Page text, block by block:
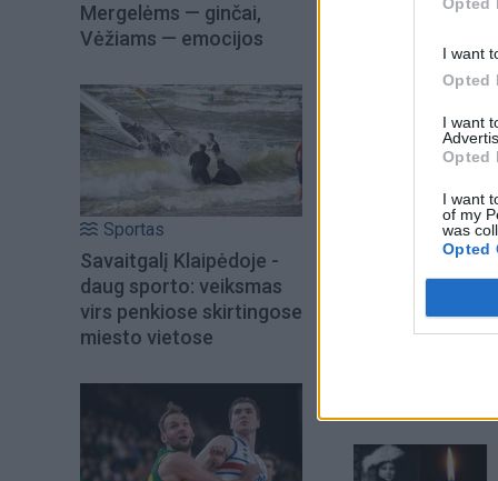
I want
Opted
I want
Opted
I want
of my
was
Opted
Mergelėms — ginčai,
Vėžiams — emocijos
Sportas
Savaitgalį Klaipėdoje -
daug sporto: veiksmas
virs penkiose skirtingose
miesto vietose